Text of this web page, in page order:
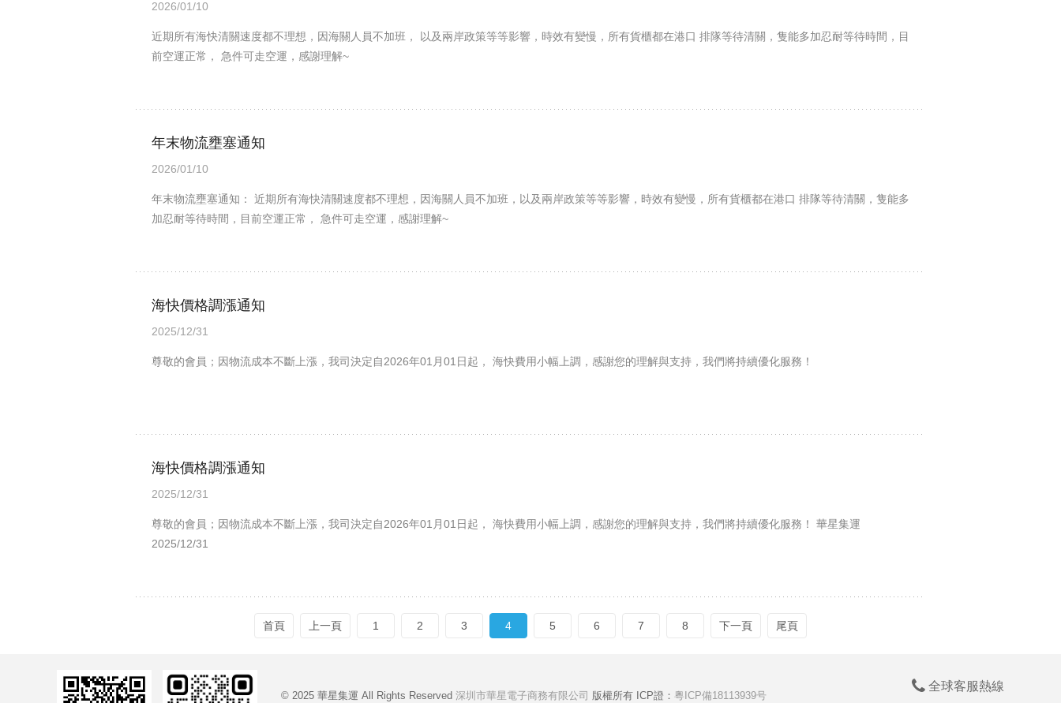
2026/01/10
近期所有海快清關速度都不理想，因海關人員不加班， 以及兩岸政策等等影響，時效有變慢，所有貨櫃都在港口 排隊等待清關，隻能多加忍耐等待時間，目
前空運正常， 急件可走空運，感謝理解~
年末物流壅塞通知
2026/01/10
年末物流壅塞通知： 近期所有海快清關速度都不理想，因海關人員不加班，​ 以及兩岸政策等等影響，時效有變慢，所有貨櫃都在港口 排隊等待清關，隻能多
加忍耐等待時間，目前空運正常， 急件可走空運，感謝理解~​
海快價格調漲通知
2025/12/31
尊敬的會員；因物流成本不斷上漲，我司決定自2026年01月01日起， 海快費用小幅上調，感謝您的理解與支持，我們將持續優化服務！
海快價格調漲通知
2025/12/31
尊敬的會員；因物流成本不斷上漲，我司決定自2026年01月01日起， 海快費用小幅上調，感謝您的理解與支持，我們將持續優化服務！ 華星集運
2025/12/31
首頁 上一頁 1 2 3 4 5 6 7 8 下一頁 尾頁
© 2025 華星集運 All Rights Reserved 深圳市華星電子商務有限公司 版權所有 ICP證： 粵ICP備18113939号
全球客服熱線